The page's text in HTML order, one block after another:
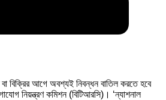
বিক্রির আগে অবশ্যই নিবন্ধন বাতিল করতে হবে
নিয়ন্ত্রণ কমিশন (বিটিআরসি)। ‘ন্যাশনাল